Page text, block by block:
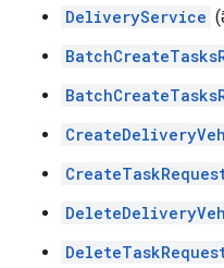
DeliveryService (